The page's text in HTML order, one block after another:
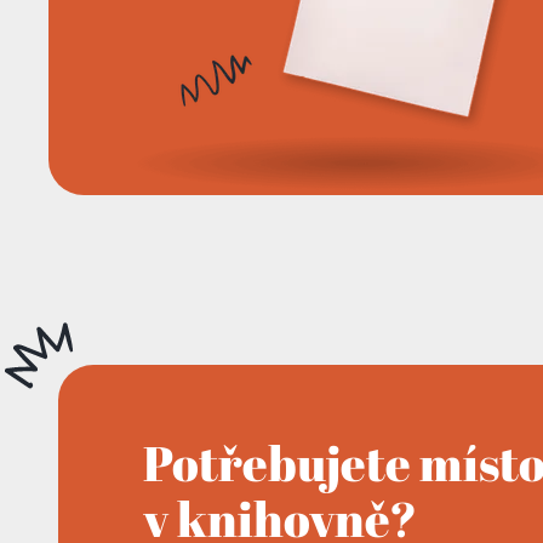
Potřebujete
v knihovně?